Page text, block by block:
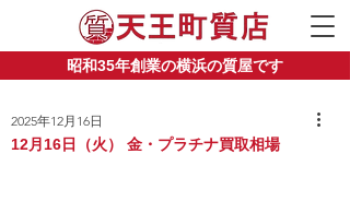
昭和35年創業の横浜の質屋です
12月16日（火） 金・プラチナ買取相場
2025年12月16日